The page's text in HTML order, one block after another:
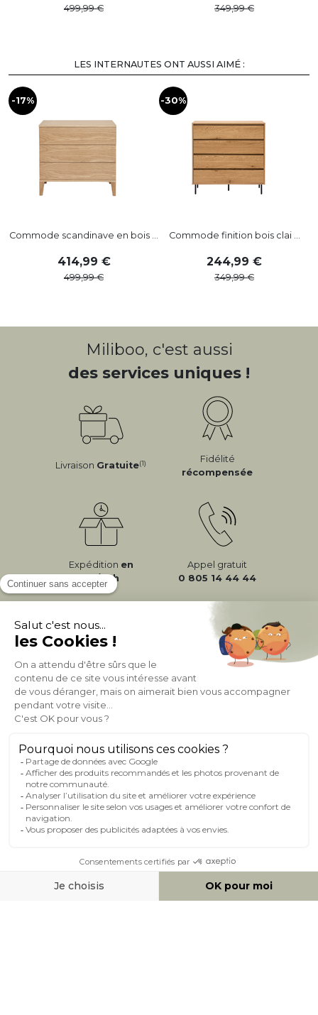
499,99 349,99
LES INTERNAUTES ONT AUSSI AIMÉ :
-17%
Commode scandinave en bois ...
414,99
499,99
-30%
Commode finition bois clai ...
244,99
349,99
Miliboo, c'est aussi
des services uniques !
Livraison Gratuite(1)
Fidélité
récompensée
Expédition en
24/72h
Appel gratuit
0 805 14 44 44
À PROPOS DE MILIBOO
AIDE & CONTACT